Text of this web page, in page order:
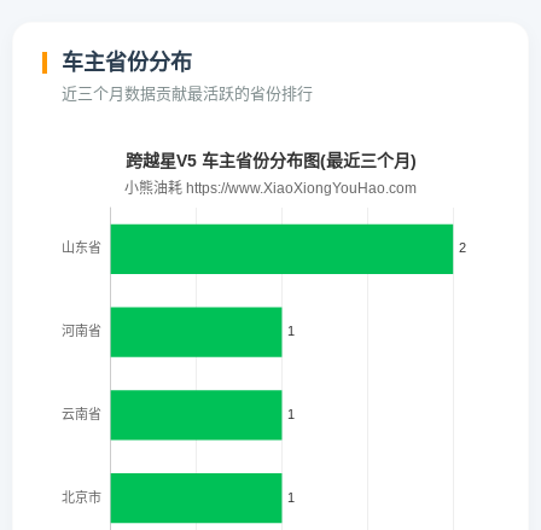
车主省份分布
近三个月数据贡献最活跃的省份排行